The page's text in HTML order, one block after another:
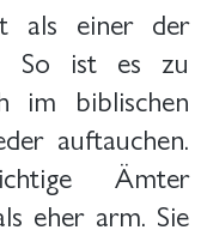
als einer der
So ist es zu
im biblischen
auftauchen.
Ämter
eher arm. Sie